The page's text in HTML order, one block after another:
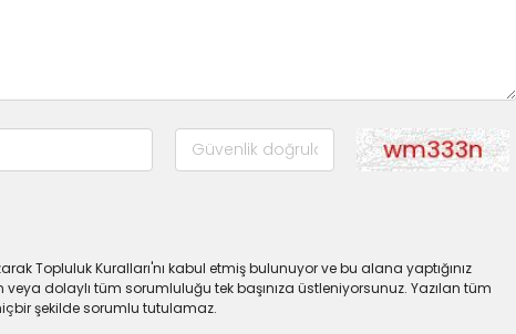
Topluluk Kuralları'nı kabul etmiş bulunuyor ve bu alana yaptığınız
dolaylı tüm sorumluluğu tek başınıza üstleniyorsunuz. Yazılan tüm
şekilde sorumlu tutulamaz.